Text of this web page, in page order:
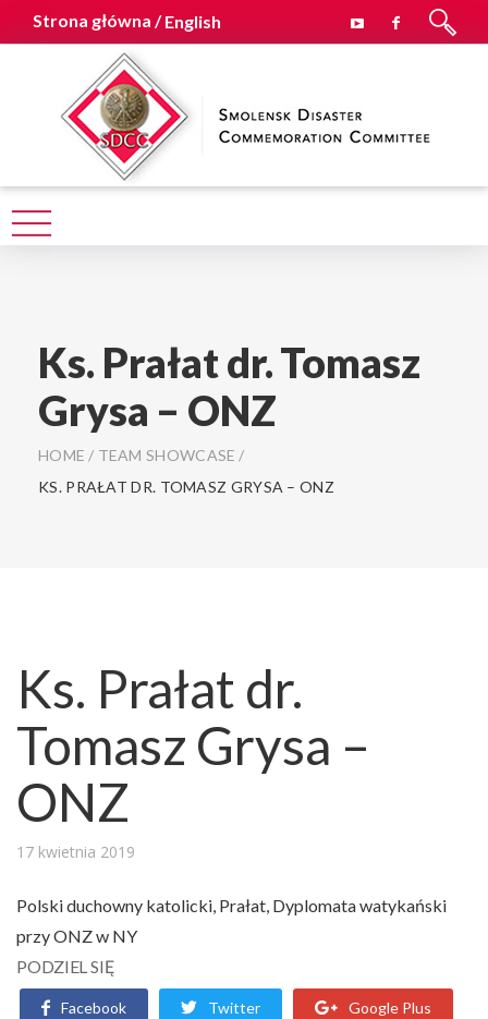
Strona główna /English
Ks. Prałat dr. Tomasz
Grysa – ONZ
HOME / TEAM SHOWCASE /
KS. PRAŁAT DR. TOMASZ GRYSA – ONZ
Ks. Prałat dr.
Tomasz Grysa –
ONZ
17 kwietnia 2019
Polski duchowny katolicki, Prałat, Dyplomata watykański
przy ONZ w NY
PODZIEL SIĘ
Facebook Twitter Google Plus